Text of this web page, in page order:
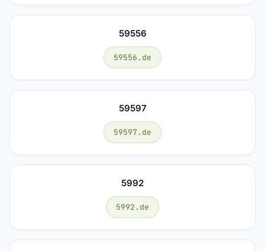
59556
59556.de
59597
59597.de
5992
5992.de